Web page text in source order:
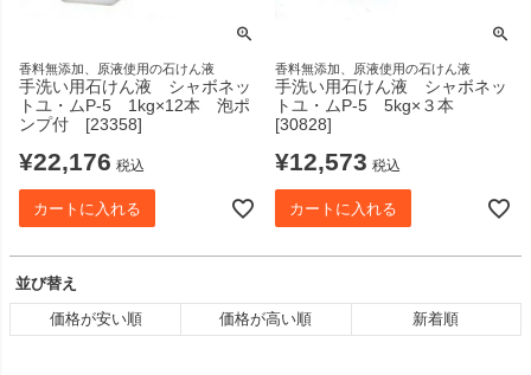
香料無添加、原液使用の石けん液
手洗い用石けん液 シャボネッ
トユ・ムP-5 1kg×12本 泡ポ
ンプ付 [23358]
¥22,176 税込
カートに入れる
香料無添加、原液使用の石けん液
手洗い用石けん液 シャボネッ
トユ・ムP-5 5kg×３本
[30828]
¥12,573 税込
カートに入れる
並び替え
価格が安い順 価格が高い順 新着順